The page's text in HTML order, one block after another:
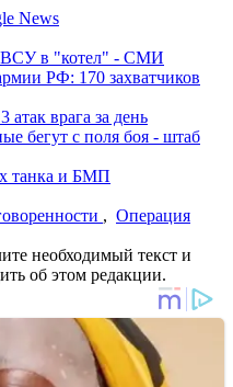
News
ВСУ в "котел" - СМИ
РФ: 170 захватчиков
врага за день
бегут с поля боя - штаб
танка и БМП
, Операция
необходимый текст и
об этом редакции.